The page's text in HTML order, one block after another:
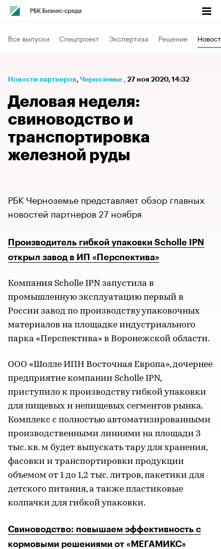
Все выпуски Спецпроект Экспертиза Решение
Новости партнеров⁠, Черноземье , 27 ноя 2020, 14:32
Деловая неделя:
свиноводство и
транспортировка
железной руды
РБК Черноземье представляет обзор главных
новостей партнеров 27 ноября
Производитель гибкой упаковки Scholle IPN
открыл завод в ИП «Перспектива»
Компания Scholle IPN запустила в
промышленную эксплуатацию первый в
России завод по производству упаковочных
материалов на площадке индустриального
парка «Перспектива» в Воронежской области.
ООО «Шолле ИПН Восточная Европа», дочернее
предприятие компании Scholle IPN,
приступило к производству гибкой упаковки
для пищевых и непищевых сегментов рынка.
Комплекс с полностью автоматизированными
производственными линиями на площади 3
тыс. кв. м будет выпускать тару для хранения,
фасовки и транспортировки продукции
объемом от 1 до 1,2 тыс. литров, пакетики для
детского питания, а также пластиковые
колпачки для гибкой упаковки.
Свиноводство: повышаем эффективность с
кормовыми решениями от «МЕГАМИКС»